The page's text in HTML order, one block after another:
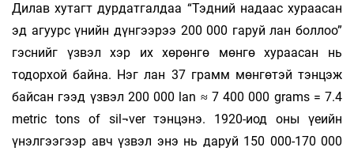
Дилав хутагт дурдатгалдаа “Тэдний надаас хураасан
эд агуурс үнийн дүнгээрээ 200 000 гаруй лан боллоо”
гэснийг үзвэл хэр их хөрөнгө мөнгө хураасан нь
тодорхой байна. Нэг лан 37 грамм мөнгөтэй тэнцэж
байсан гээд үзвэл 200 000 lan ≈ 7 400 000 grams = 7.4
metric tons of sil¬ver тэнцэнэ. 1920-иод оны үеийн
үнэлгээгээр авч үзвэл энэ нь даруй 150 000-170 000